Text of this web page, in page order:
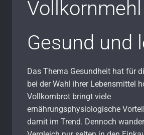
Vollkornmehl
Gesund und
Das Thema Gesundheit hat für
bei der Wahl ihrer Lebensmittel
Vollkornbrot bringt viele
ernährungsphysiologische
damit im Trend. Dennoch